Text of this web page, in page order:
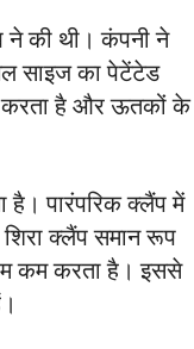
की थी। कंपनी ने
साइज का पेटेंटेड
करता है और ऊतकों के
है। पारंपरिक क्लैंप में
क्लैंप समान रूप
कम करता है। इससे